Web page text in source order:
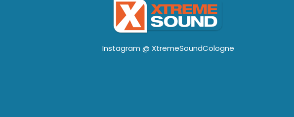
Instagram @ XtremeSoundCologne